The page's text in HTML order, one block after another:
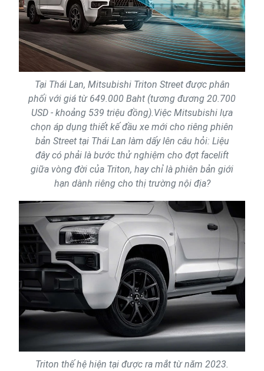
Tại Thái Lan, Mitsubishi Triton Street được phân
phối với giá từ 649.000 Baht (tương đương 20.700
USD - khoảng 539 triệu đồng).Việc Mitsubishi lựa
chọn áp dụng thiết kế đầu xe mới cho riêng phiên
bản Street tại Thái Lan làm dấy lên câu hỏi: Liệu
đây có phải là bước thử nghiệm cho đợt facelift
giữa vòng đời của Triton, hay chỉ là phiên bản giới
hạn dành riêng cho thị trường nội địa?
Triton thế hệ hiện tại được ra mắt từ năm 2023.